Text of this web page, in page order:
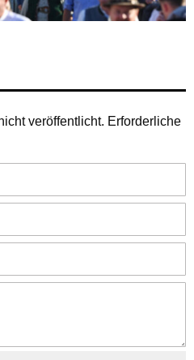
veröffentlicht. Erforderliche